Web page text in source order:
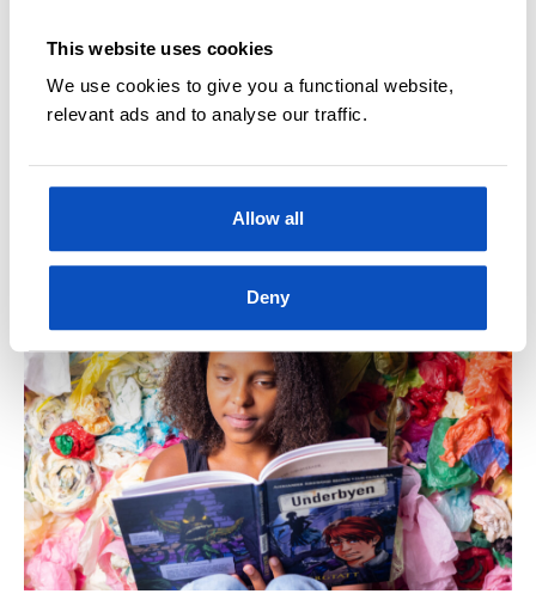
This website uses cookies
We use cookies to give you a functional website,
relevant ads and to analyse our traffic.
Allow all
Deny
10 SKUMLE BOKTIPS TIL MØRKE KVELDER
Spenning og grøss for barn og unge